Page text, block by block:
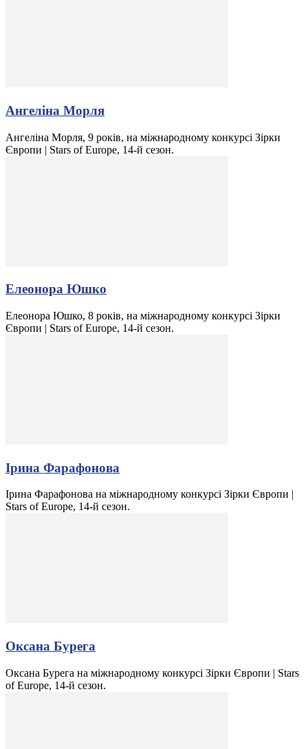
Ангеліна Морля
Ангеліна Морля, 9 років, на міжнародному конкурсі Зірки
Європи | Stars of Europe, 14-й сезон.
Елеонора Юшко
Елеонора Юшко, 8 років, на міжнародному конкурсі Зірки
Європи | Stars of Europe, 14-й сезон.
Ірина Фарафонова
Ірина Фарафонова на міжнародному конкурсі Зірки Європи |
Stars of Europe, 14-й сезон.
Оксана Бурега
Оксана Бурега на міжнародному конкурсі Зірки Європи | Stars
of Europe, 14-й сезон.